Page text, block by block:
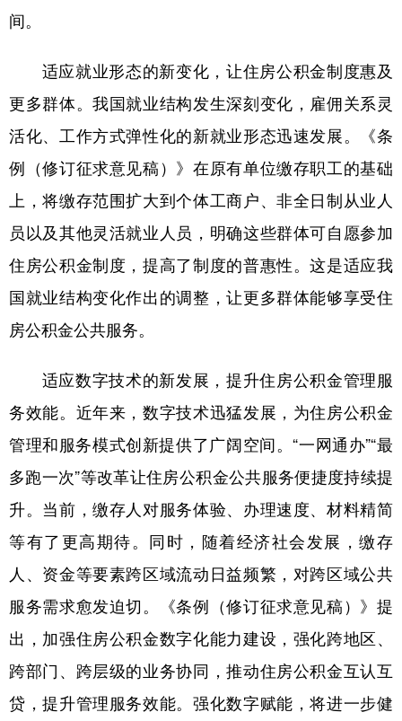
间。
适应就业形态的新变化，让住房公积金制度惠及
更多群体。我国就业结构发生深刻变化，雇佣关系灵
活化、工作方式弹性化的新就业形态迅速发展。《条
例（修订征求意见稿）》在原有单位缴存职工的基础
上，将缴存范围扩大到个体工商户、非全日制从业人
员以及其他灵活就业人员，明确这些群体可自愿参加
住房公积金制度，提高了制度的普惠性。这是适应我
国就业结构变化作出的调整，让更多群体能够享受住
房公积金公共服务。
适应数字技术的新发展，提升住房公积金管理服
务效能。近年来，数字技术迅猛发展，为住房公积金
管理和服务模式创新提供了广阔空间。“一网通办”“最
多跑一次”等改革让住房公积金公共服务便捷度持续提
升。当前，缴存人对服务体验、办理速度、材料精简
等有了更高期待。同时，随着经济社会发展，缴存
人、资金等要素跨区域流动日益频繁，对跨区域公共
服务需求愈发迫切。《条例（修订征求意见稿）》提
出，加强住房公积金数字化能力建设，强化跨地区、
跨部门、跨层级的业务协同，推动住房公积金互认互
贷，提升管理服务效能。强化数字赋能，将进一步健